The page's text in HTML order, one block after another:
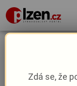
Plzeň
půlce
okresních
Zdá se, že